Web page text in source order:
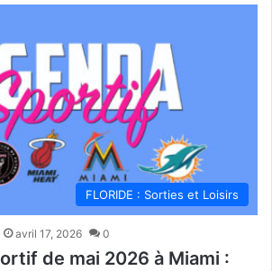
FLORIDE : Sorties et Loisirs
avril 17, 2026 0
de mai 2026 à Miami :